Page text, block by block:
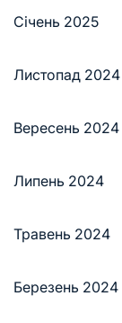
Січень 2025
Листопад 2024
Вересень 2024
Липень 2024
Травень 2024
Березень 2024